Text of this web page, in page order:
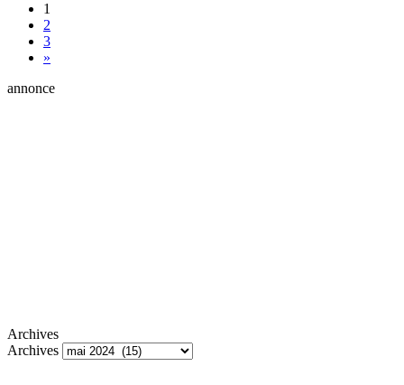
1
2
3
»
annonce
Archives
Archives